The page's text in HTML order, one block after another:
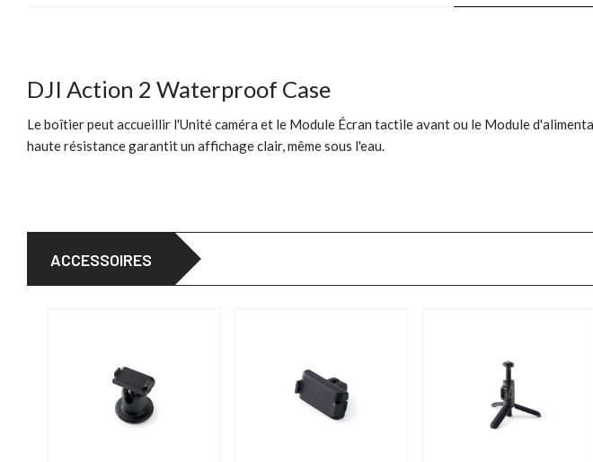
DJI Action 2 Waterproof Case
Le boîtier peut accueillir l'Unité caméra et le Module Écran tactile avant ou le Module
haute résistance garantit un affichage clair, même sous l'eau.
ACCESSOIRES